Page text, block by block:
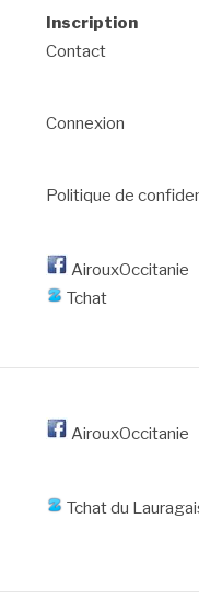
Inscription
Contact
Connexion
Politique de
AirouxOccitanie
Tchat
AirouxOccitanie
Tchat du